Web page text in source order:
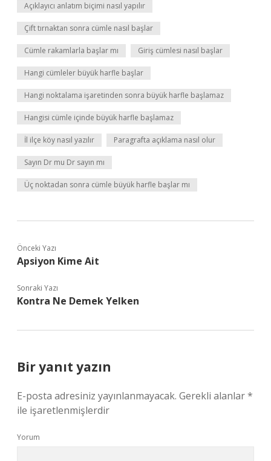
Açıklayıcı anlatım biçimi nasıl yapılır
Çift tırnaktan sonra cümle nasıl başlar
Cümle rakamlarla başlar mı Giriş cümlesi nasıl başlar
Hangi cümleler büyük harfle başlar
Hangi noktalama işaretinden sonra büyük harfle başlamaz
Hangisi cümle içinde büyük harfle başlamaz
İl ilçe köy nasıl yazılır Paragrafta açıklama nasıl olur
Sayın Dr mu Dr sayın mı
Üç noktadan sonra cümle büyük harfle başlar mı
Önceki Yazı
Apsiyon Kime Ait
Sonraki Yazı
Kontra Ne Demek Yelken
Bir yanıt yazın
E-posta adresiniz yayınlanmayacak. Gerekli alanlar*
ile işaretlenmişlerdir
Yorum